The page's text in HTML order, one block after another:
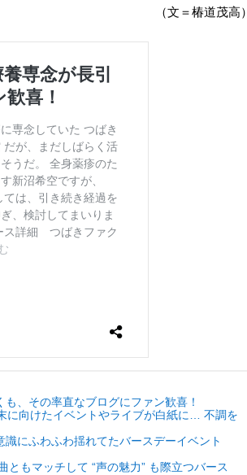
（文＝椿道茂高）
、その率直なブログにファン歓喜！
に向けたイベントやライブが白紙に… 不調を
にふわふわ揺れてたバースデーイベント
もマッチして “声の魅力” も際立つバース